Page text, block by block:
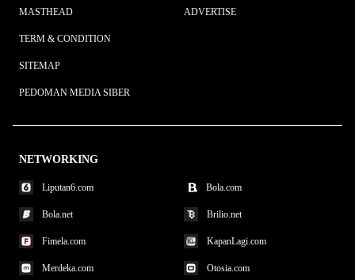
MASTHEAD
TERM & CONDITION
SITEMAP
PEDOMAN MEDIA SIBER
ADVERTISE
NETWORKING
Liputan6.com Bola.com
Bola.net Brilio.net
Fimela.com KapanLagi.com
Merdeka.com Otosia.com